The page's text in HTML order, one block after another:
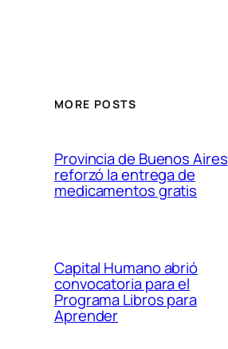
MORE POSTS
Provincia de Buenos Aires
reforzó la entrega de
medicamentos gratis
Capital Humano abrió
convocatoria para el
Programa Libros para
Aprender